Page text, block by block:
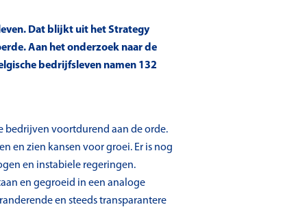
Dat blijkt uit het Strategy
Aan het onderzoek naar de
bedrijfsleven namen 132
bedrijven voortdurend aan de orde.
en zien kansen voor groei. Er is nog
en instabiele regeringen.
en gegroeid in een analoge
en steeds transparantere